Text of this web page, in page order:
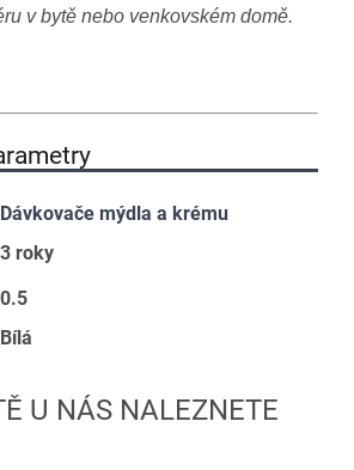
v bytě nebo venkovském domě.
Dávkovače mýdla a krému
3 roky
0.5
Bílá